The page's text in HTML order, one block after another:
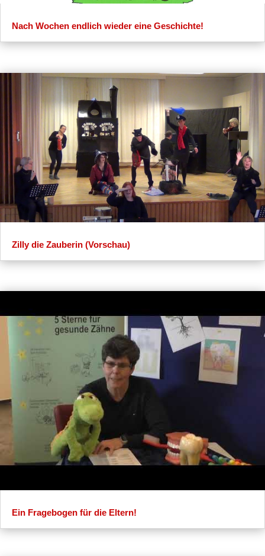
Nach Wochen endlich wieder eine Geschichte!
Zilly die Zauberin (Vorschau)
Ein Fragebogen für die Eltern!